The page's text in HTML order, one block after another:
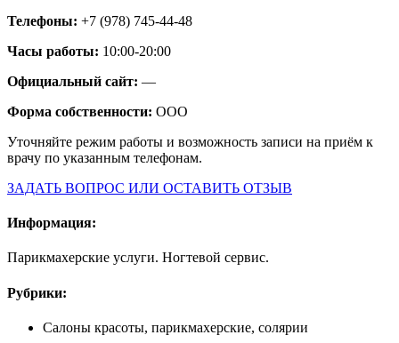
Телефоны: +7 (978) 745-44-48
Часы работы: 10:00-20:00
Официальный сайт: —
Форма собственности: ООО
Уточняйте режим работы и возможность записи на приём к
врачу по указанным телефонам.
ЗАДАТЬ ВОПРОС ИЛИ ОСТАВИТЬ ОТЗЫВ
Информация:
Парикмахерские услуги. Ногтевой сервис.
Рубрики:
Салоны красоты, парикмахерские, солярии